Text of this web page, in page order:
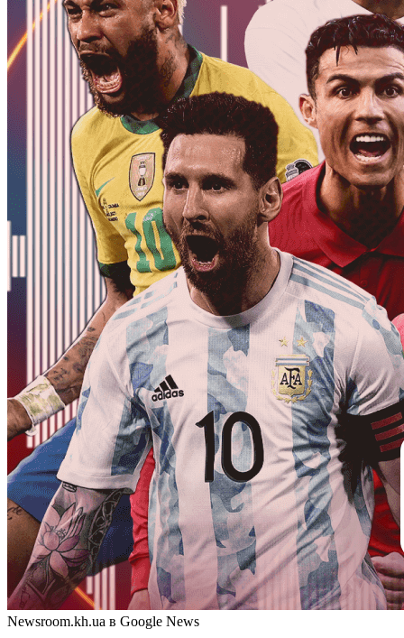
Newsroom.kh.ua в Google News